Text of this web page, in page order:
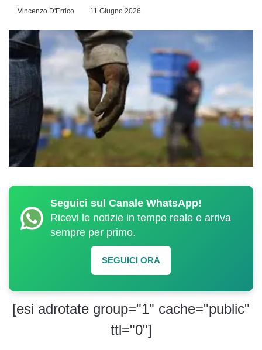
Vincenzo D'Errico 11 Giugno 2026
Seguici sul Canale WhatsApp!
Ricevi le notizie in tempo reale e arriva
sempre per primo.
SEGUICI ORA
[esi adrotate group="1" cache="public"
ttl="0"]